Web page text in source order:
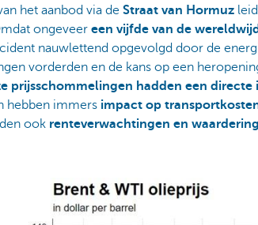
het aanbod via de Straat van Hormuz
ongeveer een vijfde van de
nauwlettend opgevolgd door de
vorderden en de kans op een
prijsschommelingen hadden een
hebben immers impact op
ook renteverwachtingen en